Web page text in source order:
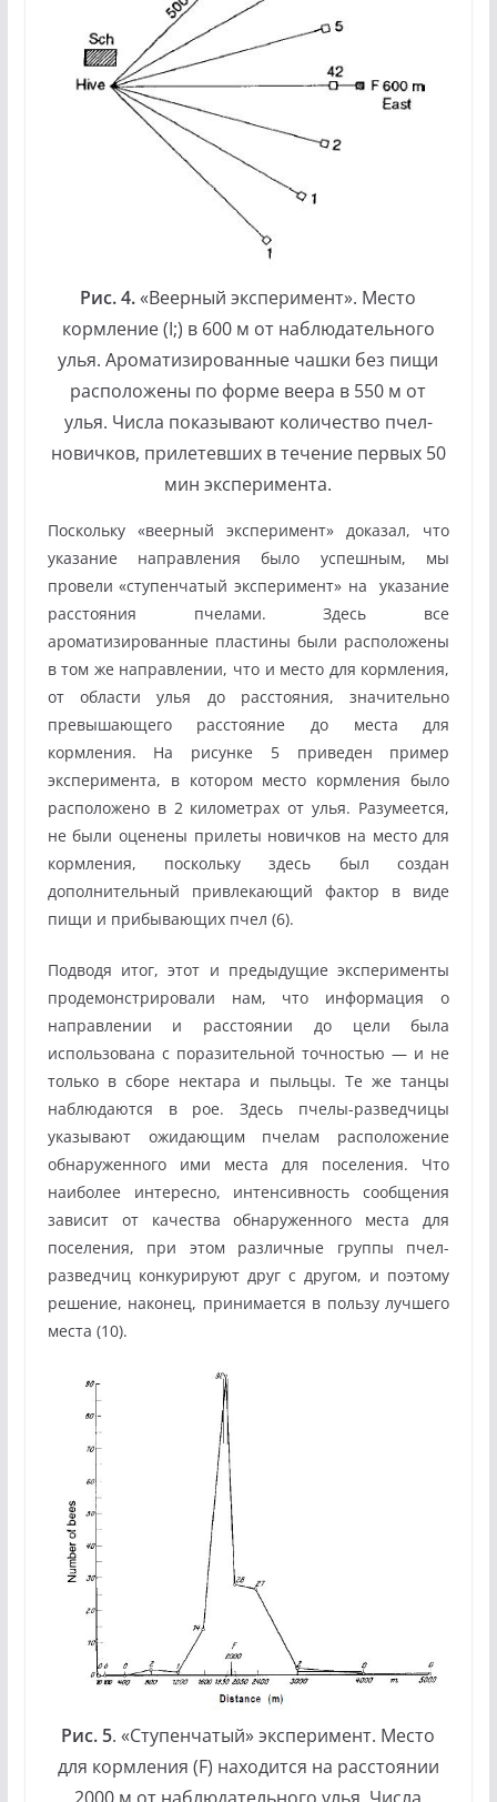
Рис. 4.«Веерный эксперимент». Место
кормление (I;) в 600 м от наблюдательного
улья. Ароматизированные чашки без пищи
расположены по форме веера в 550 м от
улья. Числа показывают количество пчел-
новичков, прилетевших в течение первых 50
мин эксперимента.
Поскольку «веерный эксперимент» доказал, что
указание направления было успешным, мы
провели «ступенчатый эксперимент» на указание
расстояния пчелами. Здесь все
ароматизированные пластины были расположены
в том же направлении, что и место для кормления,
от области улья до расстояния, значительно
превышающего расстояние до места для
кормления. На рисунке 5 приведен пример
эксперимента, в котором место кормления было
расположено в 2 километрах от улья. Разумеется,
не были оценены прилеты новичков на место для
кормления, поскольку здесь был создан
дополнительный привлекающий фактор в виде
пищи и прибывающих пчел (6).
Подводя итог, этот и предыдущие эксперименты
продемонстрировали нам, что информация о
направлении и расстоянии до цели была
использована с поразительной точностью — и не
только в сборе нектара и пыльцы. Те же танцы
наблюдаются в рое. Здесь пчелы-разведчицы
указывают ожидающим пчелам расположение
обнаруженного ими места для поселения. Что
наиболее интересно, интенсивность сообщения
зависит от качества обнаруженного места для
поселения, при этом различные группы пчел-
разведчиц конкурируют друг с другом, и поэтому
решение, наконец, принимается в пользу лучшего
места (10).
Рис. 5. «Ступенчатый» эксперимент. Место
для кормления (F) находится на расстоянии